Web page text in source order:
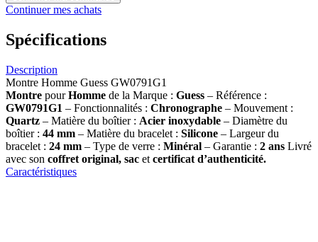
Continuer mes achats
Spécifications
Description
Montre Homme Guess GW0791G1
Montre pourHomme de la Marque : Guess – Référence :
GW0791G1 – Fonctionnalités : Chronographe – Mouvement :
Quartz – Matière du boîtier : Acier inoxydable – Diamètre du
boîtier : 44 mm – Matière du bracelet : Silicone – Largeur du
bracelet : 24 mm – Type de verre : Minéral – Garantie : 2 ans Livré
avec son coffret original, sac et certificat d’authenticité.
Caractéristiques